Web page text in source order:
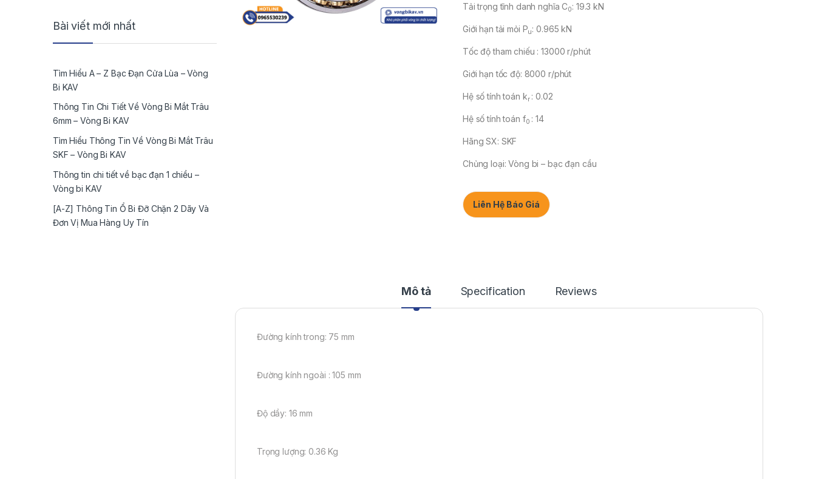
Tải trọng tĩnh danh nghĩa C0: 19.3 kN
Giới hạn tải mỏi Pu: 0.965 kN
Tốc độ tham chiếu : 13000 r/phút
Giới hạn tốc độ: 8000 r/phút
Hệ số tính toán kr : 0.02
Hệ số tính toán f0 : 14
Hãng SX: SKF
Chủng loại: Vòng bi – bạc đạn cầu
Liên Hệ Báo Giá
Mô tả Specification Reviews
Đường kính trong: 75 mm
Đường kính ngoài : 105 mm
Độ dầy: 16 mm
Trọng lượng: 0.36 Kg
Bài viết mới nhất
Tìm Hiểu A – Z Bạc Đạn Cửa Lùa – Vòng
Bi KAV
Thông Tin Chi Tiết Về Vòng Bi Mắt Trâu
6mm – Vòng Bi KAV
Tìm Hiểu Thông Tin Về Vòng Bi Mắt Trâu
SKF – Vòng Bi KAV
Thông tin chi tiết về bạc đạn 1 chiều –
Vòng bi KAV
[A-Z] Thông Tin Ổ Bi Đỡ Chặn 2 Dãy Và
Đơn Vị Mua Hàng Uy Tín